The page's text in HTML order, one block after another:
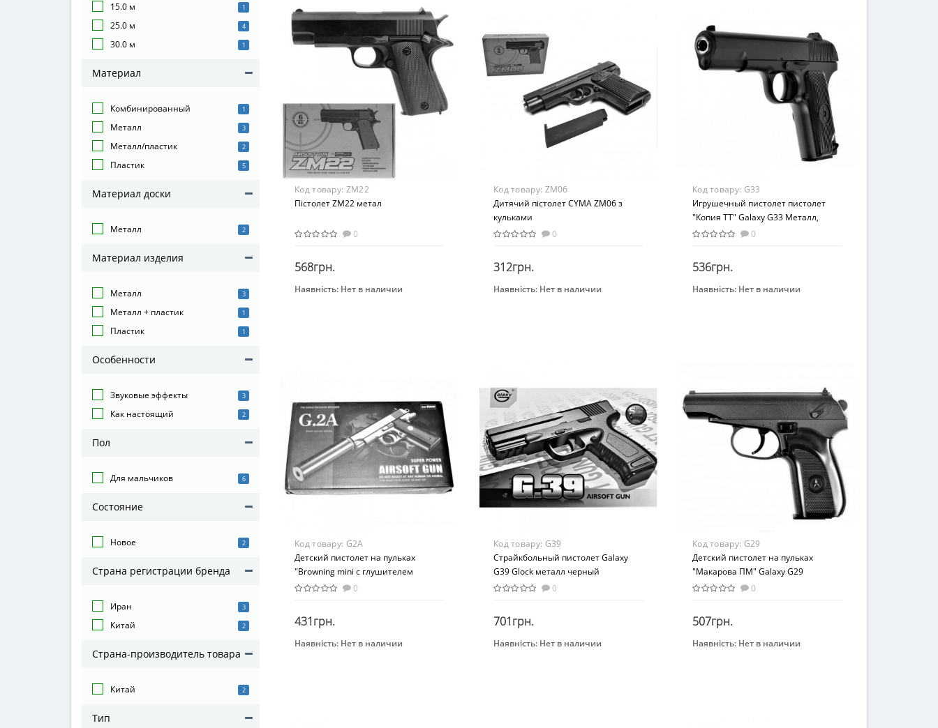
15.0 м 1
25.0 м 4
30.0 м 1
Материал
Комбинированный 1
Металл 3
Металл/пластик 2
Пластик 5
Материал доски
Металл 2
Материал изделия
Металл 3
Металл + пластик 1
Пластик 1
Особенности
Звуковые эффекты 3
Как настоящий 2
Пол
Для мальчиков 6
Состояние
Новое 2
Страна регистрации бренда
Иран 3
Китай 2
Страна-производитель товара
Китай 2
Тип
Возраст
От 14-ти лет
Возрастная группа
Пластик
От 4-х лет
Материал
Пластик
От 4-х лет
Материал
Пластик
Код товару: ZM22
Пістолет ZM22 метал
0
568грн.
Закінчився
Наявність: Нет в наличии
Код товару: ZM06
Дитячий пістолет CYMA ZM06 з
кульками
0
312грн.
Закінчився
Наявність: Нет в наличии
От 14-ти лет
Возрастная группа
От 14 лет
Материал
Металл/пластик
Код товару: G33
Игрушечный пистолет пистолет
"Копия ТТ" Galaxy G33 Металл,
черный
0
536грн.
Закінчився
Наявність: Нет в наличии
От 10 лет
Материал
Металл/пластик
Код товару: G2A
Детский пистолет на пульках
"Browning mini с глушителем
Вальтер" Galaxy G2A Металл,
0
431грн.
Закінчився
Наявність: Нет в наличии
Код товару: G39
Страйкбольный пистолет Galaxy
G39 Glock металл черный
0
701грн.
Закінчився
Наявність: Нет в наличии
Код товару: G29
Детский пистолет на пульках
"Макарова ПМ" Galaxy G29
спринговый металл черный
0
507грн.
Закінчився
Наявність: Нет в наличии